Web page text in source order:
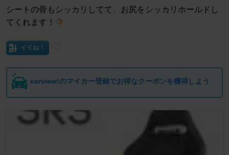
シートの骨もシッカリしてて、お尻をシッカリホールドし
てくれます！
イイね！
carview!のマイカー登録でお得なクーポンを獲得しよう